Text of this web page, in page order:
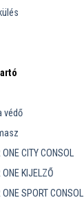
védő
ONE CITY CONSOL
ONE KIJELZŐ
ONE SPORT CONSOL